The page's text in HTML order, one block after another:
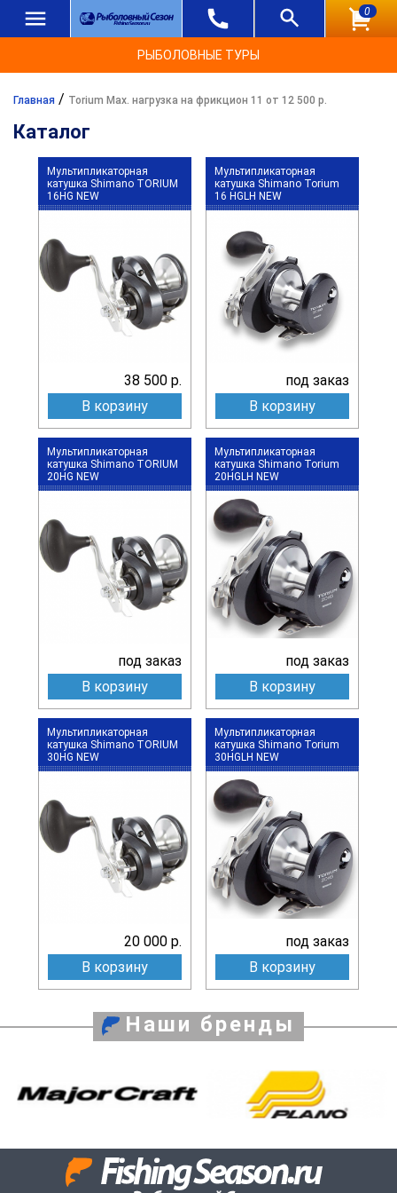
0
РЫБОЛОВНЫЕ ТУРЫ
Главная / Torium Max. нагрузка на фрикцион 11 от 12 500 р.
Каталог
Мультипликаторная
катушка Shimano TORIUM
16HG NEW
38 500 р.
В корзину
Мультипликаторная
катушка Shimano Torium
16 HGLH NEW
под заказ
В корзину
Мультипликаторная
катушка Shimano TORIUM
20HG NEW
под заказ
В корзину
Мультипликаторная
катушка Shimano Torium
20HGLH NEW
под заказ
В корзину
Мультипликаторная
катушка Shimano TORIUM
30HG NEW
20 000 р.
В корзину
Мультипликаторная
катушка Shimano Torium
30HGLH NEW
под заказ
В корзину
Наши бренды